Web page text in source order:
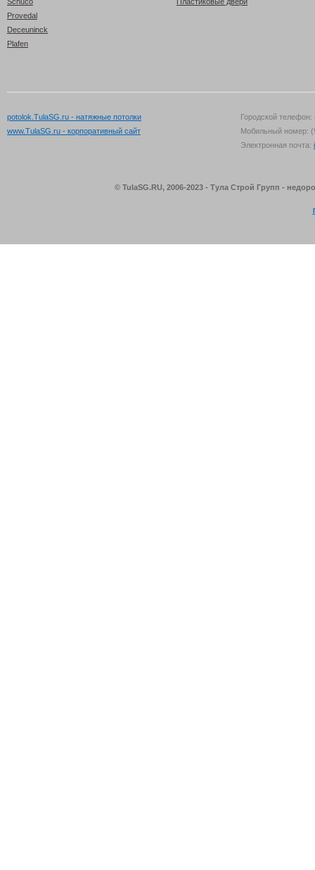
Provedal
Deceuninck
Plafen
potolok.TulaSG.ru - натяжные потолки
www.TulaSG.ru - корпоративный сайт
Городской
Мобильный номер:
Электронная почта:
© TulaSG.RU, 2006-2023 - Тула Строй Групп -